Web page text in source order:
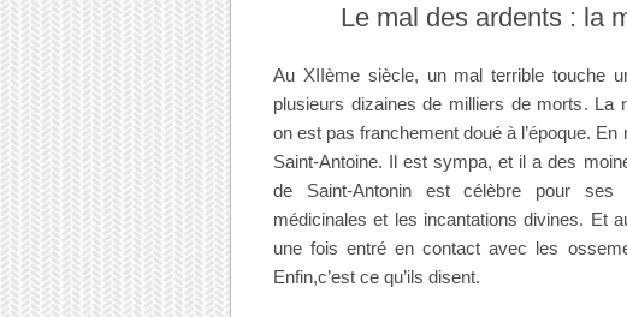
Le mal des ardents : la
Au XIIème siècle, un mal terrible touche
plusieurs dizaines de milliers de morts. La
on est pas franchement doué à l’époque.
Saint-Antoine. Il est sympa, et il a des
de Saint-Antonin est célèbre pour ses
médicinales et les incantations divines. Et
une fois entré en contact avec les
Enfin,c’est ce qu’ils disent.